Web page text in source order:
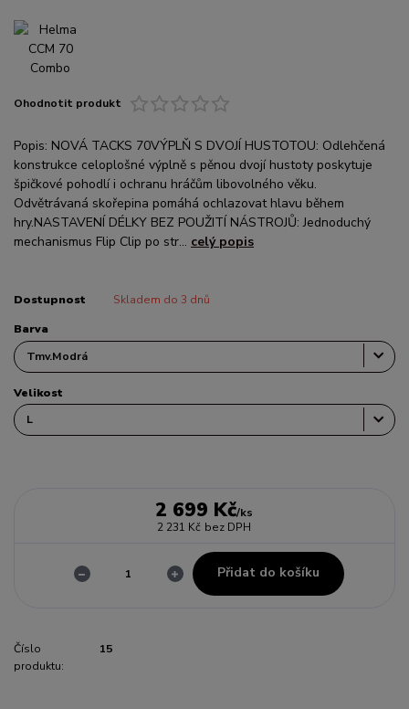
Ohodnotit produkt
Popis: NOVÁ TACKS 70VÝPLŇ S DVOJÍ HUSTOTOU: Odlehčená
konstrukce celoplošné výplně s pěnou dvojí hustoty poskytuje
špičkové pohodlí i ochranu hráčům libovolného věku.
Odvětrávaná skořepina pomáhá ochlazovat hlavu během
hry.NASTAVENÍ DÉLKY BEZ POUŽITÍ NÁSTROJŮ: Jednoduchý
mechanismus Flip Clip po str... celý popis
Dostupnost Skladem do 3 dnů
Barva
Velikost
2 699 Kč/ks
2 231 Kč bez DPH
Přidat do košíku
Číslo
produktu:
15